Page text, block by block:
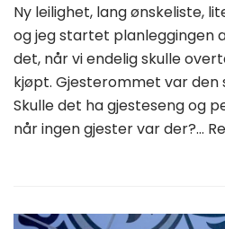
Ny leilighet, lang ønskeliste,
og jeg startet planleggingen
det, når vi endelig skulle
kjøpt. Gjesterommet var
Skulle det ha gjesteseng og
når ingen gjester var der?…